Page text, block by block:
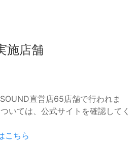
施店舗
直営店65店舗で行われま
いては、公式サイトを確認してく
こちら